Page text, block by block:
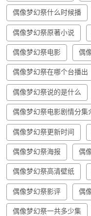
偶像梦幻祭什么时候播
偶像梦幻祭原著小说
偶像梦幻祭电影 偶
偶像梦幻祭在哪个台播出
偶像梦幻祭说的是什么
偶像梦幻祭电影剧情分集
偶像梦幻祭更新时间
偶像梦幻祭海报 偶
偶像梦幻祭高清壁纸
偶像梦幻祭影评 偶
偶像梦幻祭一共多少集